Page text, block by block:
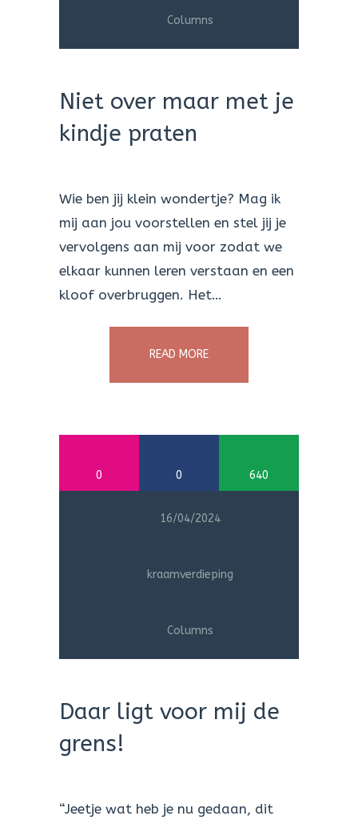
Columns
Niet over maar met je
kindje praten
Wie ben jij klein wondertje? Mag ik
mij aan jou voorstellen en stel jij je
vervolgens aan mij voor zodat we
elkaar kunnen leren verstaan en een
kloof overbruggen. Het…
READ MORE
0 0 640
16/04/2024
kraamverdieping
Columns
Daar ligt voor mij de
grens!
“Jeetje wat heb je nu gedaan, dit